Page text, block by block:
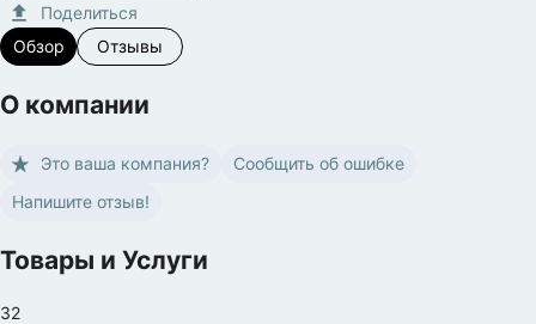
Поделиться
Обзор
Отзывы
О компании
Это ваша компания?
Сообщить об ошибке
Напишите отзыв!
Товары и Услуги
32